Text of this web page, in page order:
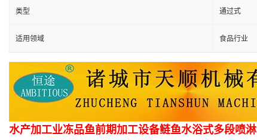
类型 通过式
适用领域 食品行业
水产加工业冻品鱼前期加工设备鲢鱼水浴式多段喷淋